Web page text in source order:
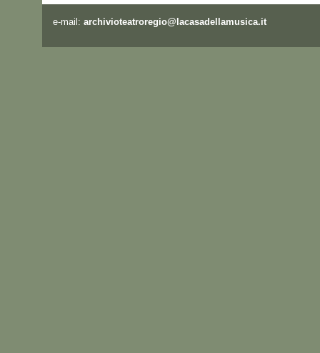
e-mail: archivioteatroregio@lacasadellamusica.it